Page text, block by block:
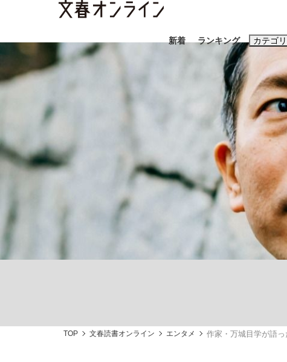
新着 ランキング カテゴリ
ニュース
「90%は失敗する。でも…」本田圭佑が初めて
おすすめのキー
#藤田晋 #三山凌
#玉木雄一郎
#亀
TOP 文春読書オンライン エンタメ 作家・万城目学が語